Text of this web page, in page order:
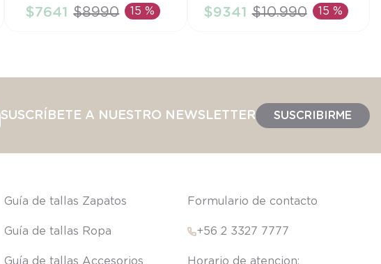
AÑADIR AL CARRITO
$7641 $8990 15 % AÑADIR AL CARRITO
$9341 $10.990 15 %
SUSCRÍBETE A NUESTRO NEWSLETTER SUSCRIBIRME
Guía de tallas Zapatos
Guía de tallas Ropa
Guía de tallas Accesorios
Formulario de contacto
+56 2 3327 7777